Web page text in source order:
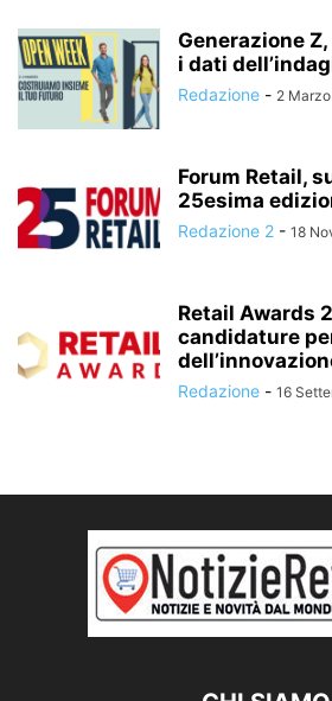
Generazione
i dati
Redazione - 2
Forum Retail,
25esima
Redazione 2 - 18
Retail Awards
candidature
Redazione - 16